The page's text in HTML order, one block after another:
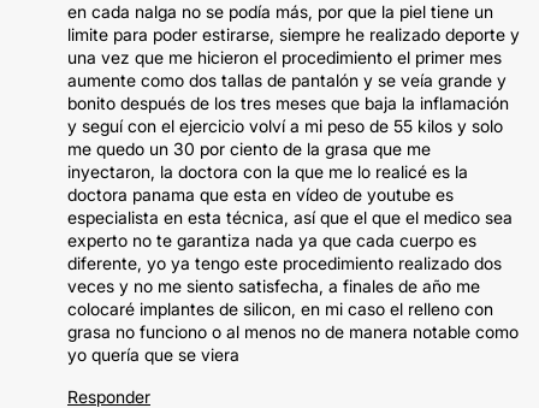
en cada nalga no se podía más, por que la piel tiene un
limite para poder estirarse, siempre he realizado deporte y
una vez que me hicieron el procedimiento el primer mes
aumente como dos tallas de pantalón y se veía grande y
bonito después de los tres meses que baja la inflamación
y seguí con el ejercicio volví a mi peso de 55 kilos y solo
me quedo un 30 por ciento de la grasa que me
inyectaron, la doctora con la que me lo realicé es la
doctora panama que esta en vídeo de youtube es
especialista en esta técnica, así que el que el medico sea
experto no te garantiza nada ya que cada cuerpo es
diferente, yo ya tengo este procedimiento realizado dos
veces y no me siento satisfecha, a finales de año me
colocaré implantes de silicon, en mi caso el relleno con
grasa no funciono o al menos no de manera notable como
yo quería que se viera
Responder